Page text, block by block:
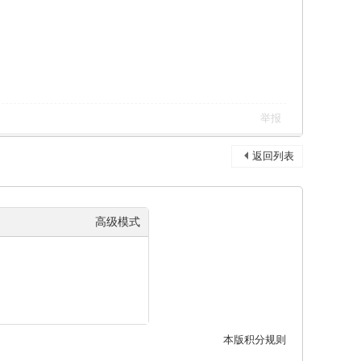
举报
返回列表
高级模式
本版积分规则